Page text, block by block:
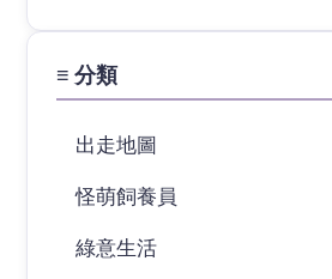
≡ 分類
出走地圖
怪萌飼養員
綠意生活